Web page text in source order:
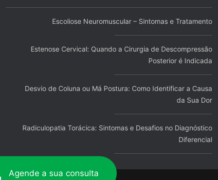
Agende a sua consulta
Escoliose Neuromuscular – Sintomas e Tratamento
Estenose Cervical: Quando a Cirurgia de Descompressão
Posterior é Indicada
Desvio de Coluna ou Má Postura: Como Identificar a Causa
da Sua Dor
Radiculopatia Torácica: Sintomas e Desafios no Diagnóstico
Diferencial